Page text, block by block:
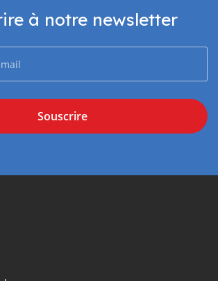
à notre newsletter
Souscrire